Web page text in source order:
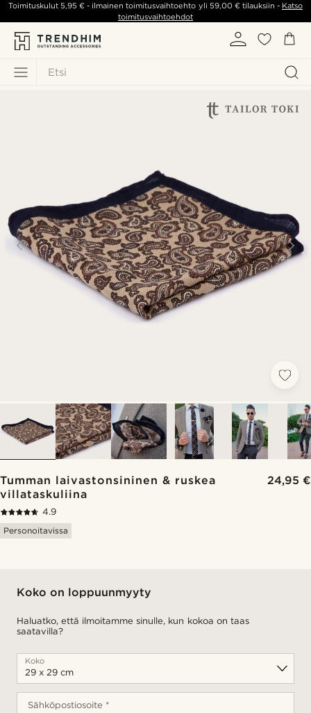
Etsi
Toimituskulut5,95 € - ilmainen toimitusvaihtoehto yli 59,00 €tilauksiin - Katso
toimitusvaihtoehdot
Tumman laivastonsininen & ruskea
villataskuliina
24,95 €
4.9
Personoitavissa
Koko on loppuunmyyty
Haluatko, että ilmoitamme sinulle, kun kokoa on taas
saatavilla?
Koko
Sähköpostiosoite *